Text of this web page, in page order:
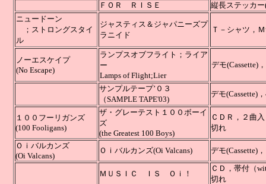
ＦＯＲ ＲＩＳＥ
縦長ステッカ
ニュードーン
；ストロングスタイ
ル
ジャスティス＆ジャパニーズプ
ラニイド
Ｔ－シャツ
ノーエスケイプ
(No Escape)
ランプスオブフライト；ライア
ー
Lamps of Flight;Lier
デモ
サンプルテープ’０３
（SAMPLE TAPE'03)
デモ
１００フーリガンズ
(100 Fooligans)
ザ・グレーテスト１００ボーイ
ズ
(the Greatest 100 Boys)
ＣＤＲ
切れ
Ｏｉバルカンズ
(Oi Valcans)
Ｏｉバルカンズ(Oi Valcans) デモ
ＭＵＳＩＣ ＩＳ Ｏｉ！
ＣＤ，
切れ